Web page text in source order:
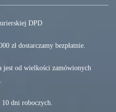
DPD
zł dostarczamy bezpłatnie.
jest od wielkości zamówionych
10 dni roboczych.